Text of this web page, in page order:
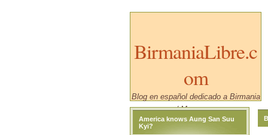
BirmaniaLibre.c
om
Blog en español dedicado a Birmania
/ Myanmar.
America knows Aung San Suu
Kyi?